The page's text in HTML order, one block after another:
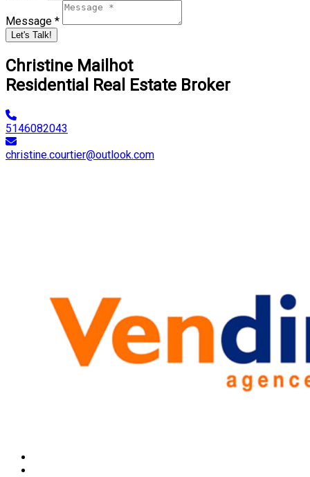
Message *
Let's Talk!
Christine Mailhot
Residential Real Estate Broker
5146082043
christine.courtier@outlook.com